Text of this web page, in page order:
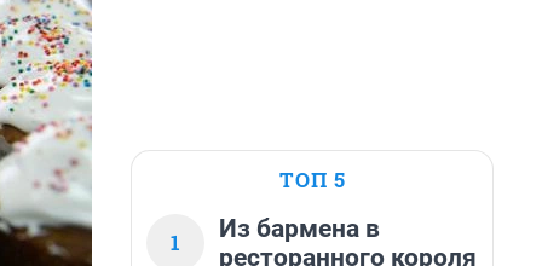
ТОП 5
1
Из бармена в
ресторанного короля